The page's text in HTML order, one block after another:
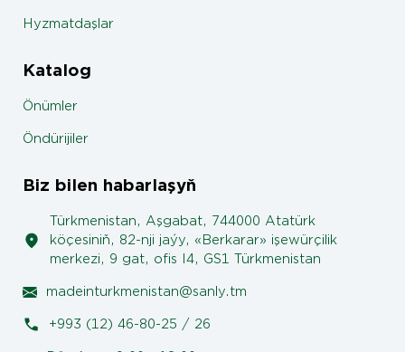
Hyzmatdaşlar
Katalog
Önümler
Öndürijiler
Biz bilen habarlaşyň
Türkmenistan, Aşgabat, 744000 Atatürk
köçesiniň, 82-nji jaýy, «Berkarar» işewürçilik
merkezi, 9 gat, ofis I4, GS1 Türkmenistan
madeinturkmenistan@sanly.tm
+993 (12) 46-80-25 / 26